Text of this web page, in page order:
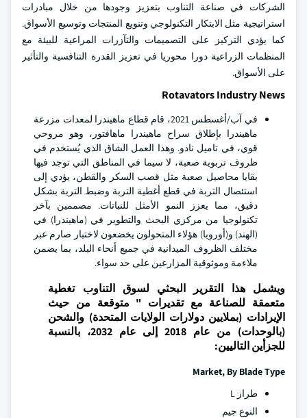
الشركات في صناعة التناوب بتعزيز وجودها من خلال مبادرات
استراتيجية مثل الابتكار التكنولوجي وتنويع المنتجات وتوسيع الأسواق.
كما يؤدي التركيز على التصميمات والتآزرات المراعية للبيئة مع
المنظمات الزراعية دورا محوريا في تعزيز القدرة التنافسية والتأثير
على الأسواق.
Rotavators Industry News
في آب/أغسطس 2021، قام قطاع ماهيندرا لمعدات مزرعة
ماهيندرا بإطلاق سراح ماهيندرا ماهافتور، وهو مروحي
قوي، في تاميل نادو. وهذا العمل الشاق الذي يُستخدم في
ظروف تربوية صعبة، لا سيما في المناطق التي توجد فيها
بقايا محاصيل صعبة مثل قصب السكر والقطن، يؤدي إلى
استئصال التربة في قطع أغطية التربة وضبط التربة بشكل
دقيق، مما يعزز النمو الأمثل للنباتات. مصممين بآخر
تكنولوجيا من مركزي البحث والتطوير في (ماهيندرا) في
(الهند) و(أوروبا) هؤلاء المتحولون يخضعون لاختبار صارم عبر
مختلف الظروف الميدانية في جميع أنحاء البلد، بما يضمن
ملاءمة وموثوقية المزارعين على حد سواء.
ويشمل هذا التقرير البحثي لسوق التناوب تغطية
متعمقة للصناعة مع تقديرات " متوقعة من حيث
الإيرادات (بملايين دولارات الولايات المتحدة) والشحن
(بالوحدات) من عام 2018 إلى عام 2032، بالنسبة
للجزأين التاليين:
Market, By Blade Type
طراز L
النوع جيم